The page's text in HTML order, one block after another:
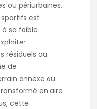
ou périurbaines,
sportifs est
à sa faible
résiduels ou
de
annexe ou
en aire
cette